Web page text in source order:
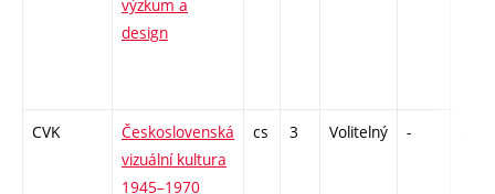
výzkum a
design
CVK
Československá
vizuální kultura
1945–1970
cs 3 Volitelný -